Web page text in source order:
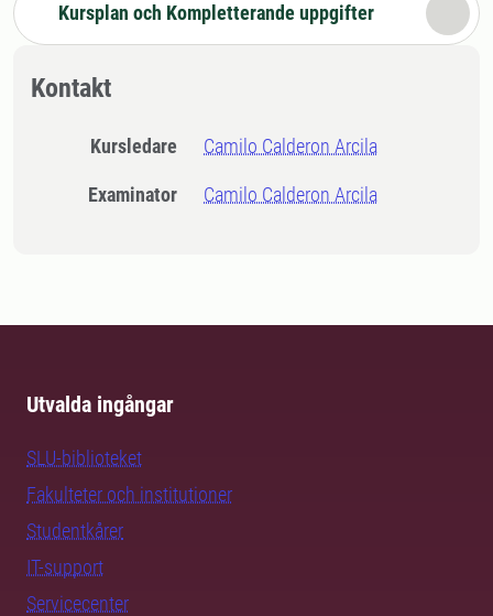
Kursplan och Kompletterande uppgifter
Kontakt
Kursledare Camilo Calderon Arcila
Examinator Camilo Calderon Arcila
Utvalda ingångar
SLU-biblioteket
Fakulteter och institutioner
Studentkårer
IT-support
Servicecenter